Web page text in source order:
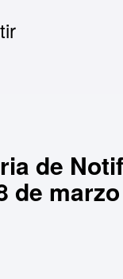
de
de